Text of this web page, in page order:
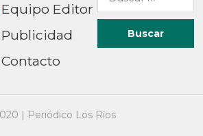
Equipo Editor
Publicidad
Contacto
por:
| Periódico Los Ríos